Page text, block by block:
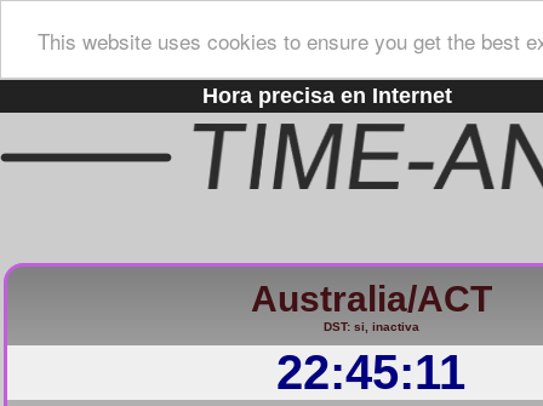
This website uses cookies to ensure you get the best
Hora precisa en Internet
Australia/ACT
DST: si, inactiva
22:45:11